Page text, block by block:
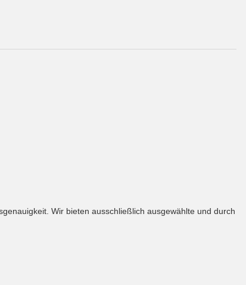
Wir bieten ausschließlich ausgewählte und durch